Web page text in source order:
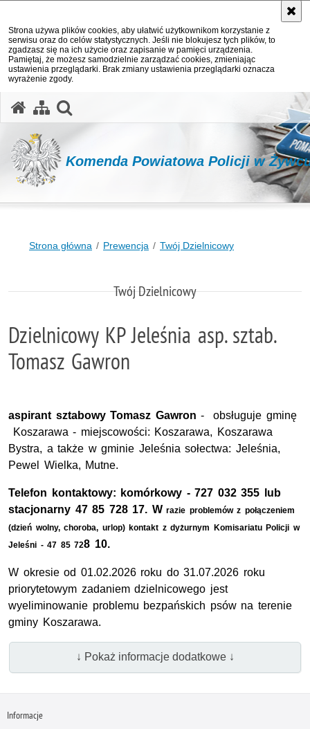
Strona używa plików cookies, aby ułatwić użytkownikom korzystanie z
serwisu oraz do celów statystycznych. Jeśli nie blokujesz tych plików, to
zgadzasz się na ich użycie oraz zapisanie w pamięci urządzenia.
Pamiętaj, że możesz samodzielnie zarządzać cookies, zmieniając
ustawienia przeglądarki. Brak zmiany ustawienia przeglądarki oznacza
wyrażenie zgody.
Komenda Powiatowa Policji w
Strona główna Prewencja Twój Dzielnicowy
Twój Dzielnicowy
Dzielnicowy KP Jeleśnia asp. sztab.
Tomasz Gawron
aspirant sztabowy Tomasz Gawron - obsługuje gminę
Koszarawa - miejscowości: Koszarawa, Koszarawa
Bystra, a także w gminie Jeleśnia sołectwa: Jeleśnia,
Pewel Wielka, Mutne.
Telefon kontaktowy: komórkowy - 727 032 355 lub
stacjonarny 47 85 728 17. Wrazie problemów z połączeniem
(dzień wolny, choroba, urlop) kontakt z dyżurnym Komisariatu Policji w
Jeleśni - 47 85 728 10.
W okresie od 01.02.2026 roku do 31.07.2026 roku
priorytetowym zadaniem dzielnicowego jest
wyeliminowanie problemu bezpańskich psów na terenie
gminy Koszarawa.
↓ Pokaż informacje dodatkowe ↓
Informacje